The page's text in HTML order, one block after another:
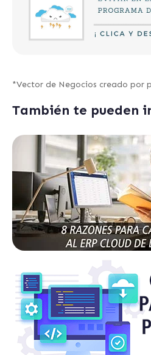
*Vector de Negocios creado por
También te pueden